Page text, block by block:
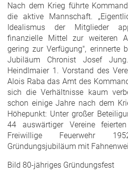
Nach dem Krieg führte
die aktive Mannschaft.
Idealismus der Mitglieder
finanzielle Mittel zur weiteren
gering zur Verfügung", erinnerte
Jubiläum Chronist Josef
Heindlmaier 1. Vorstand des
Alois Raba das Amt des
sich die Verhältnisse kaum
schon einige Jahre nach dem
Höhepunkt: Unter großer
44 auswärtiger Vereine
Freiwillige Feuerwehr
Gründungsjubiläum mit
Bild 80-jähriges Gründungsfest